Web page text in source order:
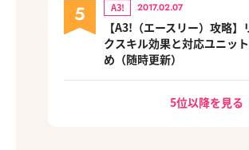
5 A3! 2017.02.07
【A3!（エースリー）攻略】
クスキル効果と対応ユニッ
め（随時更新）
5位以降を見る